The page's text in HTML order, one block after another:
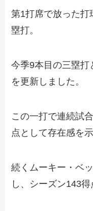
第1打席で放った打
塁打。
今季9本目の三塁打
を更新しました。
この一打で連続試
点として存在感を
続くムーキー・ベ
し、シーズン143得